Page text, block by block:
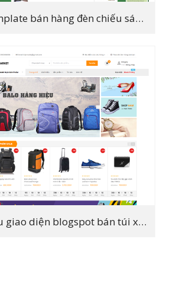
Template bán hàng đèn chiếu sáng
Mẫu giao diện blogspot bán túi xách balo thời trang